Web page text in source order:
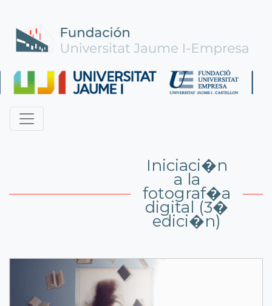
Iniciaci�n
a la
fotograf�a
digital (3�
edici�n)